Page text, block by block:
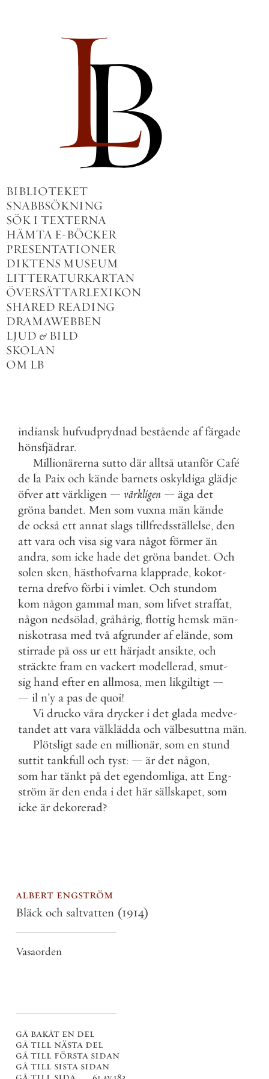
BIBLIOTEKET
SNABBSÖKNING
SÖK I TEXTERNA
HÄMTA E-BÖCKER
PRESENTATIONER
DIKTENS MUSEUM
LITTERATURKARTAN
ÖVERSÄTTARLEXIKON
SHARED READING
DRAMAWEBBEN
LJUD & BILD
SKOLAN
OM LB
indiansk hufvudprydnad bestående af färgade
hönsfjädrar.
Millionärerna sutto där alltså utanför Café
de la Paix och kände barnets oskyldiga glädje
öfver att värkligen — värkligen — äga det
gröna bandet. Men som vuxna män kände
de också ett annat slags tillfredsställelse, den
att vara och visa sig vara något förmer än
andra, som icke hade det gröna bandet. Och
solen sken, hästhofvarna klapprade, kokot-
terna drefvo förbi i vimlet. Och stundom
kom någon gammal man, som lifvet straffat,
någon nedsölad, gråhårig, flottig hemsk män-
niskotrasa med två afgrunder af elände, som
stirrade på oss ur ett härjadt ansikte, och
sträckte fram en vackert modellerad, smut-
sig hand efter en allmosa, men likgiltigt —
— il n’y a pas de quoi!
Vi drucko våra drycker i det glada medve-
tandet att vara välklädda och välbesuttna män.
Plötsligt sade en millionär, som en stund
suttit tankfull och tyst: — är det någon,
som har tänkt på det egendomliga, att Eng-
ström är den enda i det här sällskapet, som
icke är dekorerad?
albert engström
Bläck och saltvatten (1914)
Vasaorden
gå bakåt en del
gå till nästa del
gå till första sidan
gå till sista sidan